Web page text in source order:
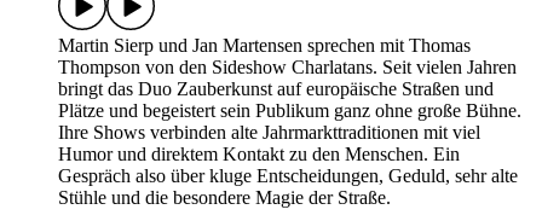
Martin Sierp und Jan Martensen sprechen mit Thomas
Thompson von den Sideshow Charlatans. Seit vielen Jahren
bringt das Duo Zauberkunst auf europäische Straßen und
Plätze und begeistert sein Publikum ganz ohne große Bühne.
Ihre Shows verbinden alte Jahrmarkttraditionen mit viel
Humor und direktem Kontakt zu den Menschen. Ein
Gespräch also über kluge Entscheidungen, Geduld, sehr alte
Stühle und die besondere Magie der Straße.